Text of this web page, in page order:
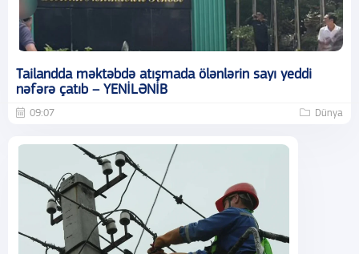
Tailandda məktəbdə atışmada ölənlərin sayı yeddi
nəfərə çatıb – YENİLƏNİB
09:07 Dünya